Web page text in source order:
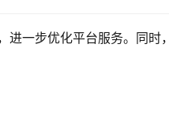
进一步优化平台服务。同时